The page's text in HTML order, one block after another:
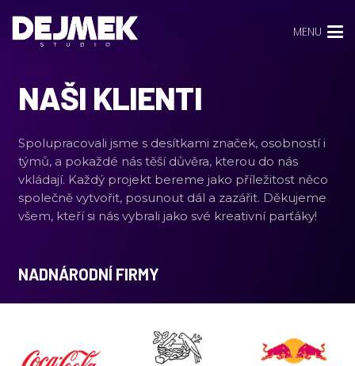
MENU
NAŠI KLIENTI
Spolupracovali jsme s desítkami značek, osobností i
týmů, a pokaždé nás těší důvěra, kterou do nás
vkládají. Každý projekt bereme jako příležitost něco
společně vytvořit, posunout dál a zazářit. Děkujeme
všem, kteří si nás vybrali jako své kreativní parťáky!
NADNÁRODNÍ FIRMY